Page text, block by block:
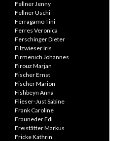
Fellner Jenny
Fellner Uschi
Ferragamo Tini
Ferres Veronica
Ferschinger Dieter
Filzwieser Iris
Firmenich Johannes
Firouz Marjan
Fischer Ernst
Fischer Marion
Fishbeyn Anna
Flieser-Just Sabine
Frank Caroline
Frauneder Edi
Freistätter Markus
Fricke Kathrin